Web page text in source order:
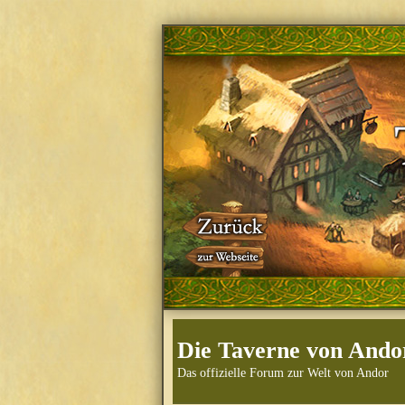
Die Taverne von
Das offizielle Forum zur Welt von Andor